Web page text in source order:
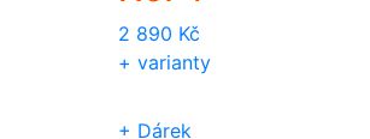
2 890 Kč
+ varianty
+ Dárek